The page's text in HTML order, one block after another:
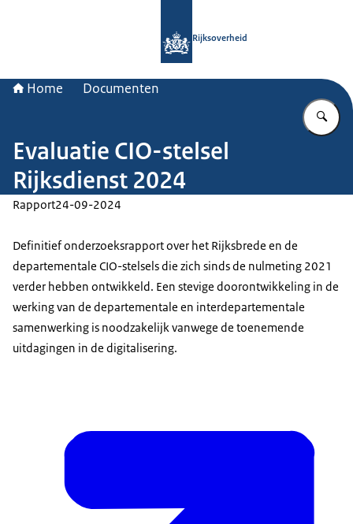
Rijksoverheid
Home Documenten
Evaluatie CIO-stelsel
Rijksdienst 2024
Rapport24-09-2024
Definitief onderzoeksrapport over het Rijksbrede en de
departementale CIO-stelsels die zich sinds de nulmeting 2021
verder hebben ontwikkeld. Een stevige doorontwikkeling in de
werking van de departementale en interdepartementale
samenwerking is noodzakelijk vanwege de toenemende
uitdagingen in de digitalisering.